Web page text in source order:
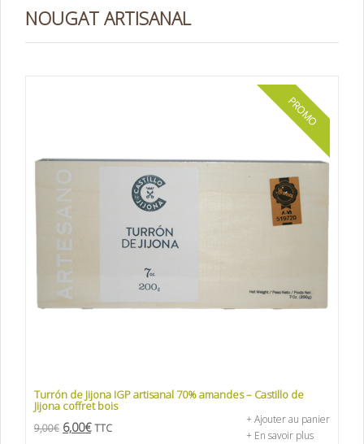
NOUGAT ARTISANAL
PROMO
Turrón de Jijona IGP artisanal 70% amandes – Castillo de
Jijona coffret bois
9,00€ 6,00€ TTC
+ Ajouter au panier
+ En savoir plus